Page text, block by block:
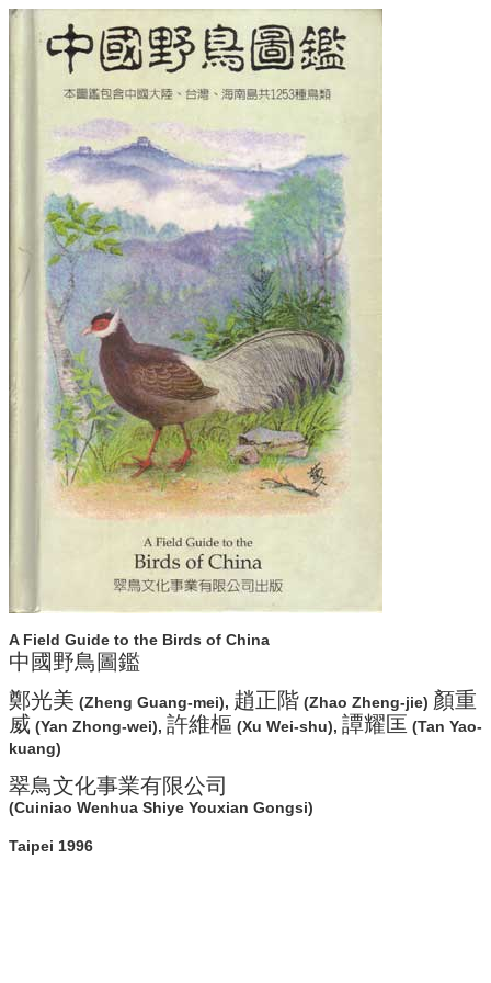
A Field Guide to the Birds of China
中國野鳥圖鑑
鄭光美 (Zheng Guang-mei), 趙正階 (Zhao Zheng-jie) 顏重
威 (Yan Zhong-wei), 許維樞 (Xu Wei-shu), 譚耀匡 (Tan Yao-
kuang)
翠鳥文化事業有限公司
(Cuiniao Wenhua Shiye Youxian Gongsi)
Taipei 1996